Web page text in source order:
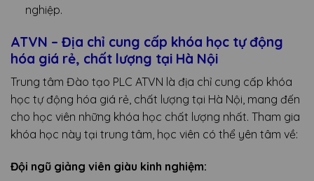
nghiệp.
ATVN – Địa chỉ cung cấp khóa học tự động
hóa giá rẻ, chất lượng tại Hà Nội
Trung tâm Đào tạo PLC ATVN là địa chỉ cung cấp khóa
học tự động hóa giá rẻ, chất lượng tại Hà Nội, mang đến
cho học viên những khóa học chất lượng nhất. Tham gia
khóa học này tại trung tâm, học viên có thể yên tâm về:
Đội ngũ giảng viên giàu kinh nghiệm: